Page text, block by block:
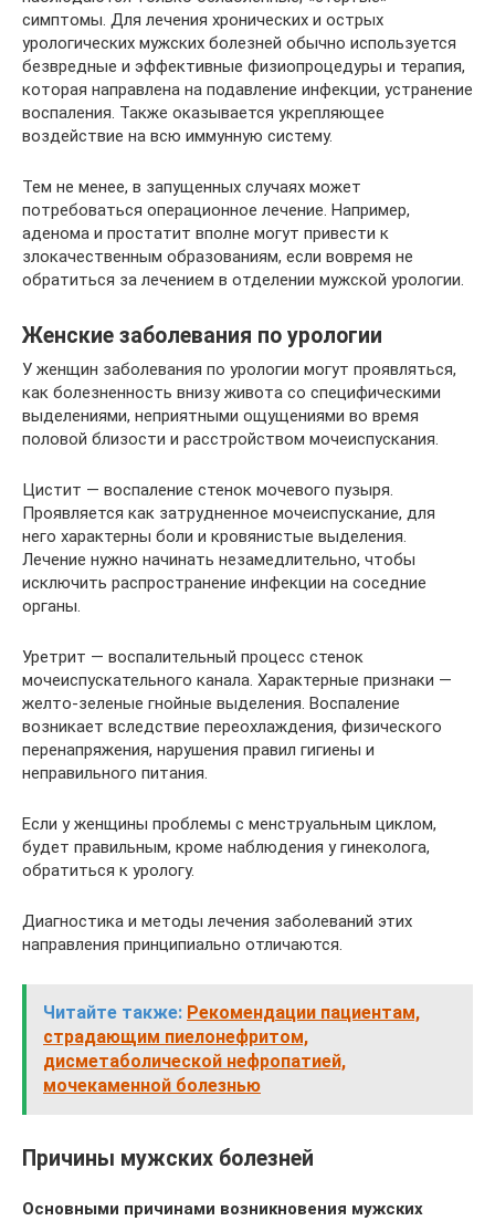
симптомы. Для лечения хронических и острых
урологических мужских болезней обычно используется
безвредные и эффективные физиопроцедуры и терапия,
которая направлена на подавление инфекции, устранение
воспаления. Также оказывается укрепляющее
воздействие на всю иммунную систему.
Тем не менее, в запущенных случаях может
потребоваться операционное лечение. Например,
аденома и простатит вполне могут привести к
злокачественным образованиям, если вовремя не
обратиться за лечением в отделении мужской урологии.
Женские заболевания по урологии
У женщин заболевания по урологии могут проявляться,
как болезненность внизу живота со специфическими
выделениями, неприятными ощущениями во время
половой близости и расстройством мочеиспускания.
Цистит — воспаление стенок мочевого пузыря.
Проявляется как затрудненное мочеиспускание, для
него характерны боли и кровянистые выделения.
Лечение нужно начинать незамедлительно, чтобы
исключить распространение инфекции на соседние
органы.
Уретрит — воспалительный процесс стенок
мочеиспускательного канала. Характерные признаки —
желто-зеленые гнойные выделения. Воспаление
возникает вследствие переохлаждения, физического
перенапряжения, нарушения правил гигиены и
неправильного питания.
Если у женщины проблемы с менструальным циклом,
будет правильным, кроме наблюдения у гинеколога,
обратиться к урологу.
Диагностика и методы лечения заболеваний этих
направления принципиально отличаются.
Читайте также: Рекомендации пациентам,
страдающим пиелонефритом,
дисметаболической нефропатией,
мочекаменной болезнью
Причины мужских болезней
Основными причинами возникновения мужских